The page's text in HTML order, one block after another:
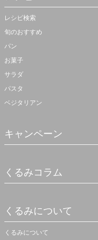
レシピ検索
旬のおすすめ
パン
お菓子
サラダ
パスタ
ベジタリアン
キャンペーン
くるみコラム
くるみについて
くるみについて